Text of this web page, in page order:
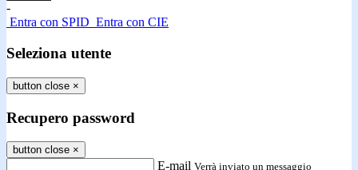
-
Entra con SPID Entra con CIE
Seleziona utente
button close ×
Recupero password
button close ×
E-mail Verrà inviato un messaggio